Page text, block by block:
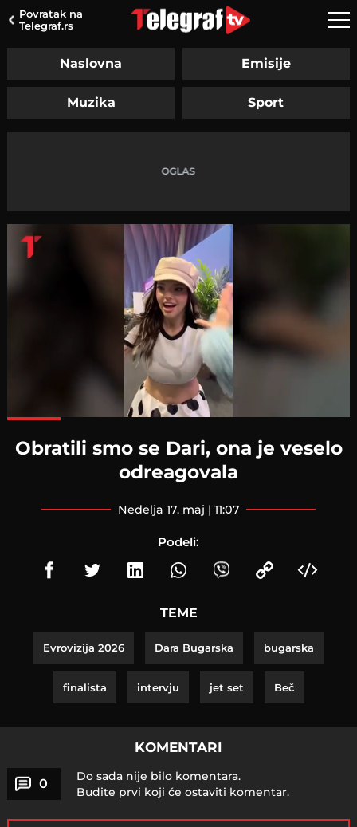
Povratak na
Telegraf.rs
Naslovna Emisije
Muzika Sport
Obratili smo se Dari, ona je veselo
odreagovala
nedelja 17. maj | 11:07
Podeli:
TEME
Evrovizija 2026 Dara Bugarska bugarska
finalista intervju jet set Beč
KOMENTARI
0
Do sada nije bilo komentara.
Budite prvi koji će ostaviti komentar.